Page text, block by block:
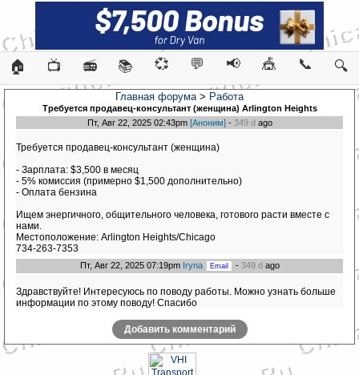
🏠 📺 📻 📚 💞 💬 📢 🎪 📞 🔍
Главная форума> Работа
Требуется продавец-консультант (женщина) Arlington Heights
Пт, Авг 22, 2025 02:43pm [Аноним]- 349 dago
Требуется продавец-консультант (женщина)
- Зарплата: $3,500 в месяц
- 5% комиссия (примерно $1,500 дополнительно)
- Оплата бензина
Ищем энергичного, общительного человека, готового расти вместе с
нами.
Местоположение: Arlington Heights/Chicago
734-263-7353
Пт, Авг 22, 2025 07:19pm Iryna - 349 dago
Здравствуйте! Интересуюсь по поводу работы. Можно узнать больше
информации по этому поводу! Спасибо
Добавить комментарий